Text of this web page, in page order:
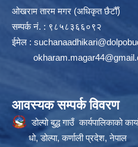
ओखराम तारम मगर (अधिकृत छैटौँ)
सम्पर्क न‌ं. : ९८५८३६६०९२
ईमेल :
आवस्यक सम्पर्क विवरण
डोल्पो बुद्ध गाउँ कार्यपालिकाको
धो, डोल्पा, कर्णाली प्रदेश, नेपाल